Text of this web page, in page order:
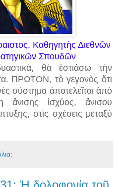
Καθηγητὴς Διεθνῶν
Σπουδῶν
θὰ ἑστιάσω τὴν
ΠΡΩΤΟΝ, τὸ γεγονὸς ὅτι
σύστημα ἀποτελεῖται ἀπὸ
ἄνισης ἰσχύος, ἄνισου
στὶς σχέσεις μεταξὺ